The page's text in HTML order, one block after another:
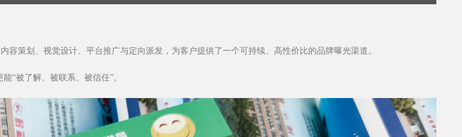
策划、视觉设计、平台推广与定向派发，为客户提供了一个可持续、高性价比的品牌曝光渠道。
“被了解、被联系、被信任”。